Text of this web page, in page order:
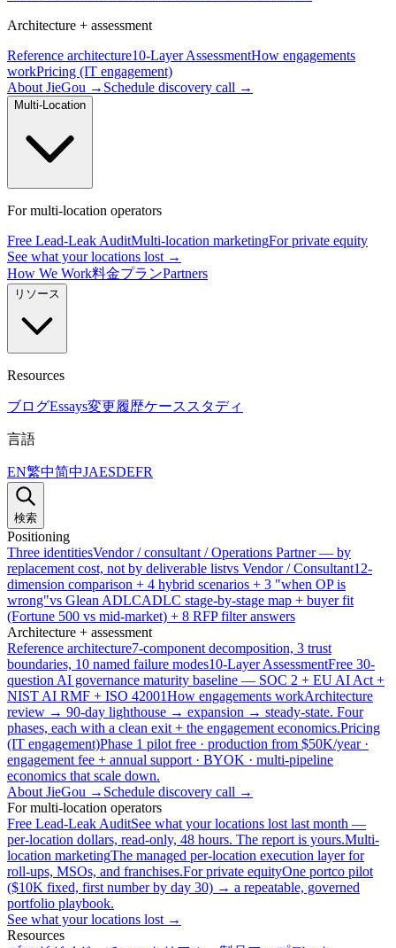
Architecture + assessment
Reference architecture10-Layer AssessmentHow engagements
workPricing (IT engagement)
About JieGou → Schedule discovery call →
Multi-Location
For multi-location operators
Free Lead-Leak AuditMulti-location marketingFor private equity
See what your locations lost →
How We Work料金プランPartners
リソース
Resources
ブログEssays変更履歴ケーススタディ
言語
EN繁中简中JAESDEFR
検索
Positioning
Three identitiesVendor / consultant / Operations Partner — by
replacement cost, not by deliverable listvs Vendor / Consultant12-
dimension comparison + 4 hybrid scenarios + 3 "when OP is
wrong"vs Glean ADLCADLC stage-by-stage map + buyer fit
(Fortune 500 vs mid-market) + 8 RFP filter answers
Architecture + assessment
Reference architecture7-component decomposition, 3 trust
boundaries, 10 named failure modes10-Layer AssessmentFree 30-
question AI governance maturity baseline — SOC 2 + EU AI Act +
NIST AI RMF + ISO 42001How engagements workArchitecture
review → 90-day lighthouse → expansion → steady-state. Four
phases, each with a clean exit + the engagement economics.Pricing
(IT engagement)Phase 1 pilot free · production from $50K/year ·
engagement fee + annual support · BYOK · multi-pipeline
economics that scale down.
About JieGou → Schedule discovery call →
For multi-location operators
Free Lead-Leak AuditSee what your locations lost last month —
per-location dollars, read-only, 48 hours. The report is yours.Multi-
location marketingThe managed per-location execution layer for
roll-ups, MSOs, and franchises.For private equityOne portco pilot
($10K fixed, first number by day 30) → a repeatable, governed
portfolio playbook.
See what your locations lost →
Resources